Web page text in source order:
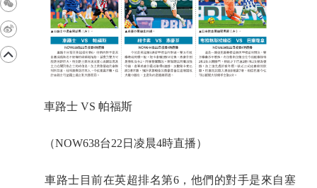
車路士 VS 帕福斯
（NOW638台22日凌晨4時直播）
車路士目前在英超排名第6，他們的對手是來自塞